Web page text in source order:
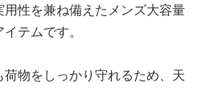
性を兼ね備えたメンズ大容量
テムです。
物をしっかり守れるため、天